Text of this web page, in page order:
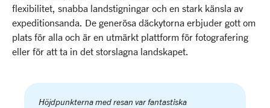
flexibilitet, snabba landstigningar och en stark känsla av
expeditionsanda. De generösa däckytorna erbjuder gott om
plats för alla och är en utmärkt plattform för fotografering
eller för att ta in det storslagna landskapet.
Höjdpunkterna med resan var fantastiska